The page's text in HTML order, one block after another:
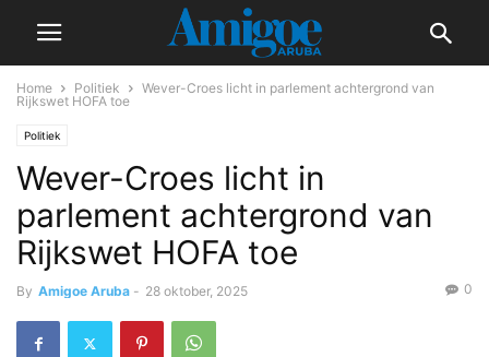
Home Politiek
Wever-Croes licht in parlement achtergrond van
Rijkswet HOFA toe
Politiek
Wever-Croes licht in
parlement achtergrond van
Rijkswet HOFA toe
By Amigoe Aruba - 28 oktober, 2025 0